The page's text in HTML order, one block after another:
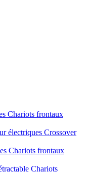
Chariots frontaux
Crossover
Chariots frontaux
Chariots